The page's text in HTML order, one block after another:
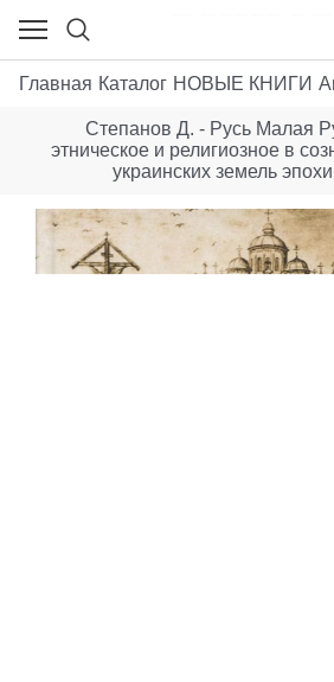
Главная Каталог НОВЫЕ КНИГИ
Степанов Д. - Русь Малая
этническое и религиозное в
украинских земель